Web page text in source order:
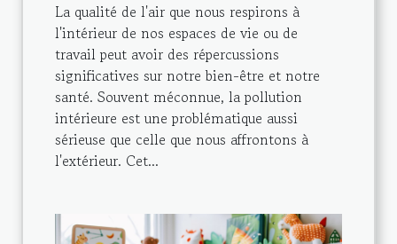
La qualité de l'air que nous respirons à
l'intérieur de nos espaces de vie ou de
travail peut avoir des répercussions
significatives sur notre bien-être et notre
santé. Souvent méconnue, la pollution
intérieure est une problématique aussi
sérieuse que celle que nous affrontons à
l'extérieur. Cet...